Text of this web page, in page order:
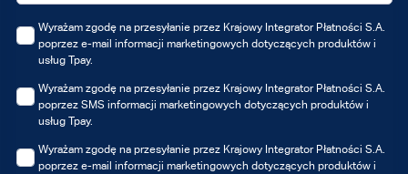
Wyrażam zgodę na przesyłanie przez Krajowy Integrator Płatności S.A.
poprzez e-mail informacji marketingowych dotyczących produktów i
usług Tpay.
Wyrażam zgodę na przesyłanie przez Krajowy Integrator Płatności S.A.
poprzez SMS informacji marketingowych dotyczących produktów i
usług Tpay.
Wyrażam zgodę na przesyłanie przez Krajowy Integrator Płatności S.A.
poprzez e-mail informacji marketingowych dotyczących produktów i